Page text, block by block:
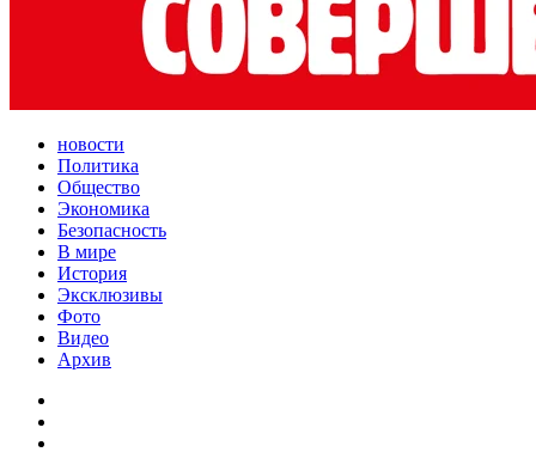
новости
Политика
Общество
Экономика
Безопасность
В мире
История
Эксклюзивы
Фото
Видео
Архив